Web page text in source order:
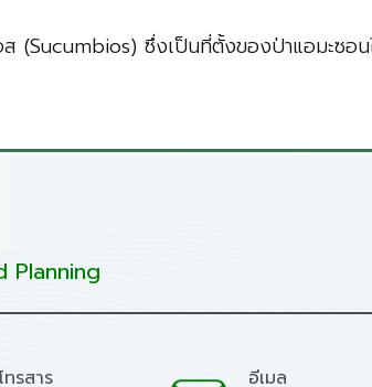
ซึ่งเป็นที่ตั้งของป่าแอมะซอ
Planning
ทรสาร อีเมล